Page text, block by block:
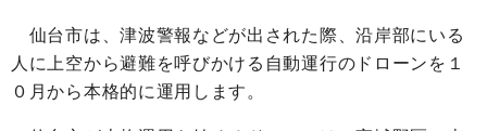
仙台市は、津波警報などが出された際、沿岸部にいる
人に上空から避難を呼びかける自動運行のドローンを１
０月から本格的に運用します。